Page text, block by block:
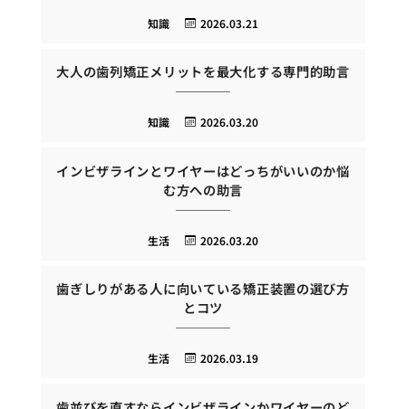
2026.03.21
知識
大人の歯列矯正メリットを最大化する専門的助言
2026.03.20
知識
インビザラインとワイヤーはどっちがいいのか悩
む方への助言
2026.03.20
生活
歯ぎしりがある人に向いている矯正装置の選び方
とコツ
2026.03.19
生活